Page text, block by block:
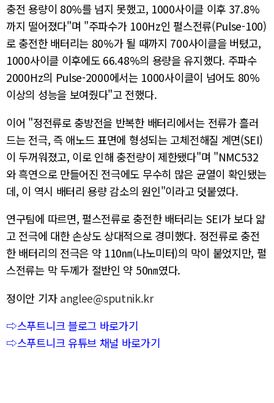
충전 용량이 80%를 넘지 못했고, 1000사이클 이후 37.8%
까지 떨어졌다"며 "주파수가 100Hz인 펄스전류(Pulse-100)
로 충전한 배터리는 80%가 될 때까지 700사이클을 버텼고,
1000사이클 이후에도 66.48%의 용량을 유지했다. 주파수
2000Hz의 Pulse-2000에서는 1000사이클이 넘어도 80%
이상의 성능을 보여줬다"고 전했다.
이어 "정전류로 충방전을 반복한 배터리에서는 전류가 흘러
드는 전극, 즉 애노드 표면에 형성되는 고체전해질 계면(SEI)
이 두꺼워졌고, 이로 인해 충전량이 제한됐다"며 "NMC532
와 흑연으로 만들어진 전극에도 무수히 많은 균열이 확인됐는
데, 이 역시 배터리 용량 감소의 원인"이라고 덧붙였다.
연구팀에 따르면, 펄스전류로 충전한 배터리는 SEI가 보다 얇
고 전극에 대한 손상도 상대적으로 경미했다. 정전류로 충전
한 배터리의 전극은 약 110㎚(나노미터)의 막이 붙었지만, 펄
스전류는 막 두께가 절반인 약 50㎚였다.
정이안 기자 anglee@sputnik.kr
⇨스푸트니크 블로그 바로가기
⇨스푸트니크 유튜브 채널 바로가기